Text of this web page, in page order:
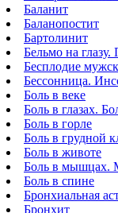
Баланит
Баланопостит
Бартолинит
Бельмо на
Бесплодие
Бессонница.
Боль в веке
Боль в глазах.
Боль в горле
Боль в грудной
Боль в животе
Боль в мышцах.
Боль в спине
Бронхиальная
Бронхит